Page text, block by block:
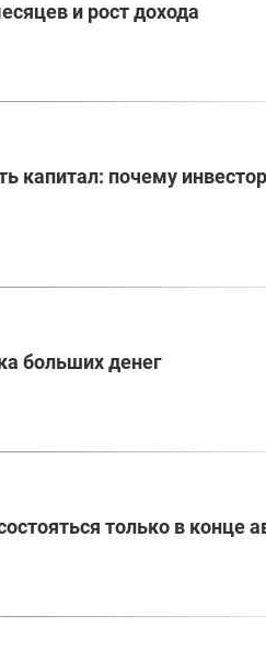
и рост дохода
капитал: почему
больших денег
только в конце